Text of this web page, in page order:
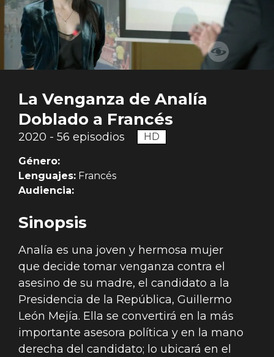
La Venganza de Analía
Doblado a Francés
2020 - 56 episodios HD
Género:
Lenguajes: Francés
Audiencia:
Sinopsis
Analía es una joven y hermosa mujer
que decide tomar venganza contra el
asesino de su madre, el candidato a la
Presidencia de la República, Guillermo
León Mejía. Ella se convertirá en la más
importante asesora política y en la mano
derecha del candidato; lo ubicará en el